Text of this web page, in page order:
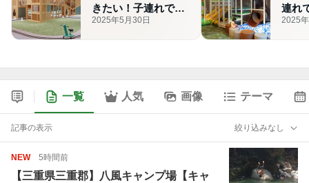
きたい！子連れで楽
しめるホテル♪
2025年5月30日
連れ
った
2025
一覧 人気 画像 テーマ
記事の表示 絞り込みなし
NEW 5時間前
【三重県三重郡】八風キャンプ場【キャ